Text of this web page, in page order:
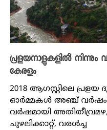
പ്രളയനാളുകളിൽ നിന്നും
കേരളം
2018 ആ​ഗസ്റ്റിലെ
ഓർമ്മകൾ അഞ്ച് വർഷം
വർഷമായി
ചുഴലിക്കാറ്റ്, വരൾച്ച